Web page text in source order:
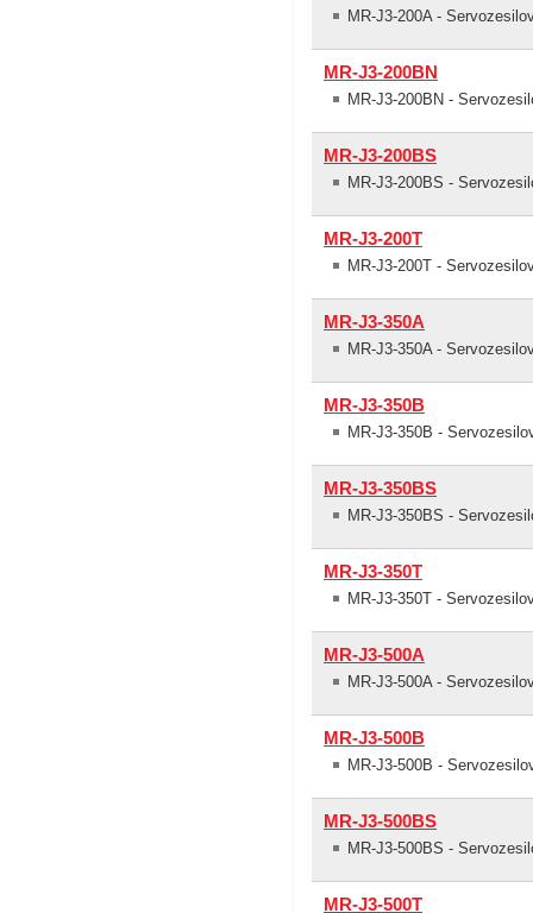
MR-J3-200A -
MR-J3-200BN
MR-J3-200BN -
MR-J3-200BS
MR-J3-200BS -
MR-J3-200T
MR-J3-200T -
MR-J3-350A
MR-J3-350A -
MR-J3-350B
MR-J3-350B -
MR-J3-350BS
MR-J3-350BS -
MR-J3-350T
MR-J3-350T -
MR-J3-500A
MR-J3-500A -
MR-J3-500B
MR-J3-500B -
MR-J3-500BS
MR-J3-500BS -
MR-J3-500T